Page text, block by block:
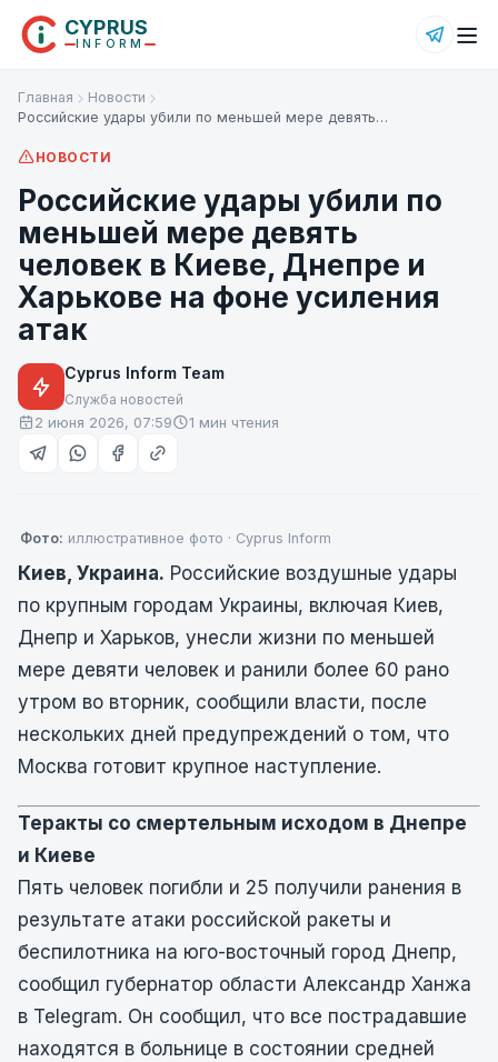
CYPRUS
INFORM
Главная
Новости
Российские удары убили по меньшей мере девять…
НОВОСТИ
Российские удары убили по
меньшей мере девять
человек в Киеве, Днепре и
Харькове на фоне усиления
атак
Cyprus Inform Team
Служба новостей
2 июня 2026, 07:59 1 мин чтения
Фото: иллюстративное фото · Cyprus Inform
Киев, Украина. Российские воздушные удары
по крупным городам Украины, включая Киев,
Днепр и Харьков, унесли жизни по меньшей
мере девяти человек и ранили более 60 рано
утром во вторник, сообщили власти, после
нескольких дней предупреждений о том, что
Москва готовит крупное наступление.
Теракты со смертельным исходом в Днепре
и Киеве
Пять человек погибли и 25 получили ранения в
результате атаки российской ракеты и
беспилотника на юго-восточный город Днепр,
сообщил губернатор области Александр Ханжа
в Telegram. Он сообщил, что все пострадавшие
находятся в больнице в состоянии средней